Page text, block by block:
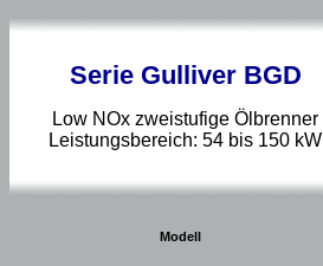
Serie Gulliver BGD
Low NOx zweistufige Ölbrenner
Leistungsbereich: 54 bis 150 kW
Modell